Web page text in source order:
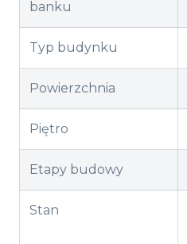
banku
Typ budynku
Powierzchnia
Piętro
Etapy budowy
Stan